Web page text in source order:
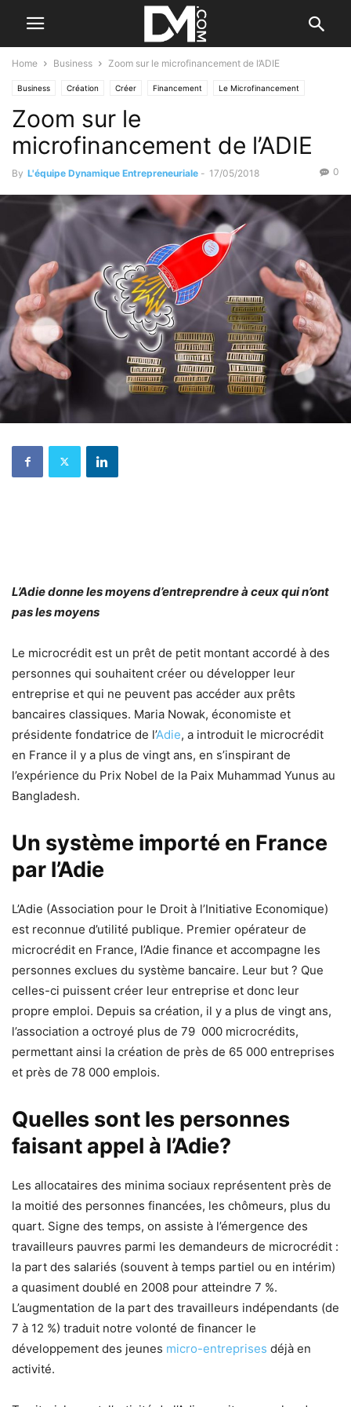
Home Business Zoom sur le microfinancement de l’ADIE
Business Création Créer Financement Le Microfinancement
Zoom sur le
microfinancement de l’ADIE
By L'équipe Dynamique Entrepreneuriale - 17/05/2018 0
L’Adie donne les moyens d’entreprendre à ceux qui n’ont
pas les moyens
Le microcrédit est un prêt de petit montant accordé à des
personnes qui souhaitent créer ou développer leur
entreprise et qui ne peuvent pas accéder aux prêts
bancaires classiques. Maria Nowak, économiste et
présidente fondatrice de l’Adie, a introduit le microcrédit
en France il y a plus de vingt ans, en s’inspirant de
l’expérience du Prix Nobel de la Paix Muhammad Yunus au
Bangladesh.
Un système importé en France
par l’Adie
L’Adie (Association pour le Droit à l’Initiative Economique)
est reconnue d’utilité publique. Premier opérateur de
microcrédit en France, l’Adie finance et accompagne les
personnes exclues du système bancaire. Leur but ? Que
celles-ci puissent créer leur entreprise et donc leur
propre emploi. Depuis sa création, il y a plus de vingt ans,
l’association a octroyé plus de 79 000 microcrédits,
permettant ainsi la création de près de 65 000 entreprises
et près de 78 000 emplois.
Quelles sont les personnes
faisant appel à l’Adie?
Les allocataires des minima sociaux représentent près de
la moitié des personnes financées, les chômeurs, plus du
quart. Signe des temps, on assiste à l’émergence des
travailleurs pauvres parmi les demandeurs de microcrédit :
la part des salariés (souvent à temps partiel ou en intérim)
a quasiment doublé en 2008 pour atteindre 7 %.
L’augmentation de la part des travailleurs indépendants (de
7 à 12 %) traduit notre volonté de financer le
développement des jeunes micro-entreprises déjà en
activité.